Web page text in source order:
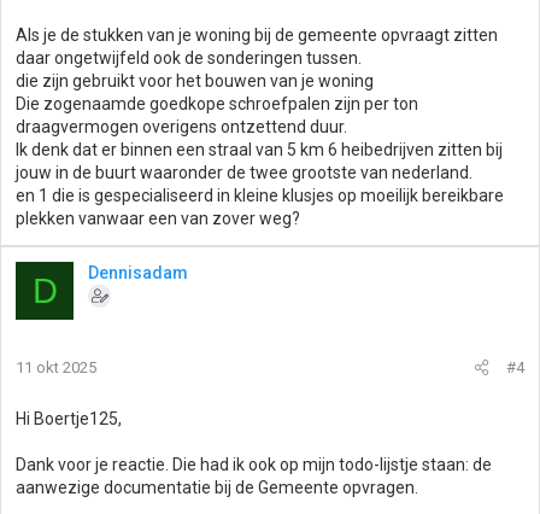
Als je de stukken van je woning bij de gemeente opvraagt zitten
daar ongetwijfeld ook de sonderingen tussen.
die zijn gebruikt voor het bouwen van je woning
Die zogenaamde goedkope schroefpalen zijn per ton
draagvermogen overigens ontzettend duur.
Ik denk dat er binnen een straal van 5 km 6 heibedrijven zitten bij
jouw in de buurt waaronder de twee grootste van nederland.
en 1 die is gespecialiseerd in kleine klusjes op moeilijk bereikbare
plekken vanwaar een van zover weg?
D Dennisadam
11 okt 2025 #4
Hi Boertje125,
Dank voor je reactie. Die had ik ook op mijn todo-lijstje staan: de
aanwezige documentatie bij de Gemeente opvragen.